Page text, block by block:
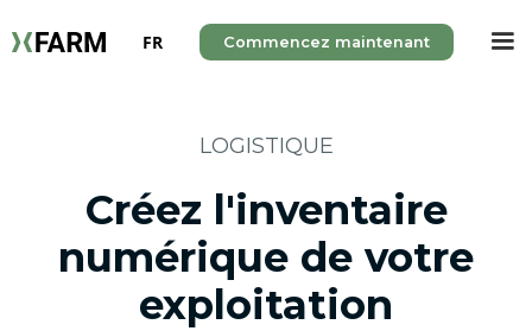
FR Commencez maintenant
LOGISTIQUE
Créez l'inventaire
numérique de votre
exploitation